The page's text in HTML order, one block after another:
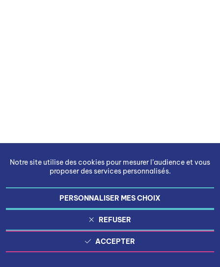
Notre site utilise des cookies pour mesurer l’audience et vous
proposer des services personnalisés.
PERSONNALISER MES CHOIX
REFUSER
ACCEPTER